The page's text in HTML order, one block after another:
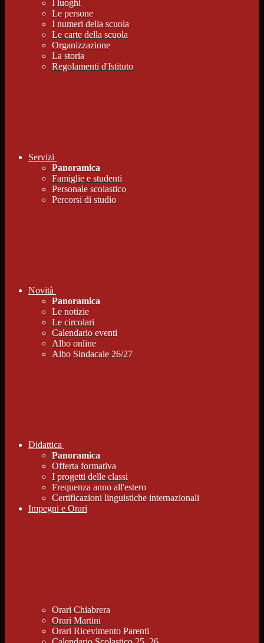
I luoghi
Le persone
I numeri della scuola
Le carte della scuola
Organizzazione
La storia
Regolamenti d'Istituto
Servizi
Panoramica
Famiglie e studenti
Personale scolastico
Percorsi di studio
Novità
Panoramica
Le notizie
Le circolari
Calendario eventi
Albo online
Albo Sindacale 26/27
Didattica
Panoramica
Offerta formativa
I progetti delle classi
Frequenza anno all'estero
Certificazioni linguistiche internazionali
Impegni e Orari
Orari Chiabrera
Orari Martini
Orari Ricevimento Parenti